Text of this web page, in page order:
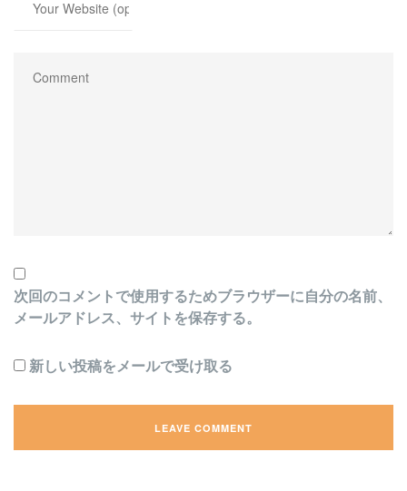
次回のコメントで使用するためブラウザーに自分の名前、
メールアドレス、サイトを保存する。
新しい投稿をメールで受け取る